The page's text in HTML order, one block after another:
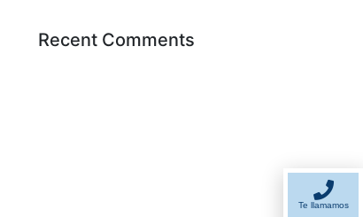
Recent Comments
Te llamamos